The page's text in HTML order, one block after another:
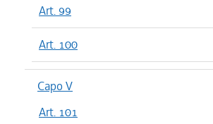
Art. 99
Art. 100
Capo V
Art. 101